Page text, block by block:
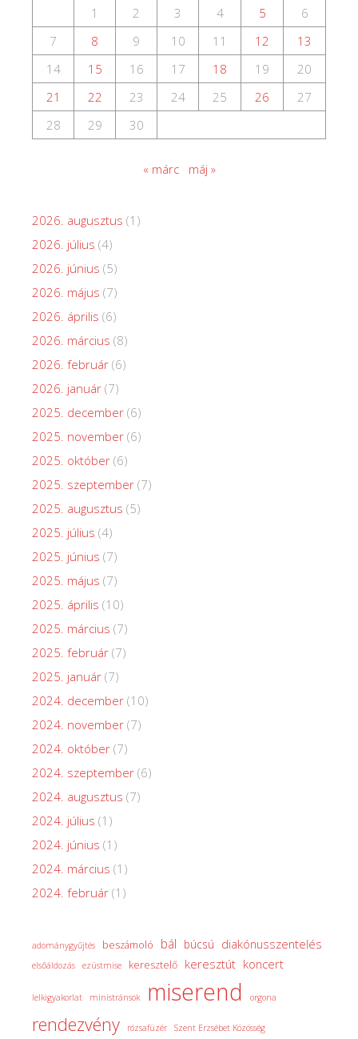
1
2 3 4 5
6
7
8 9 10 11 12
13
14
15 16 17 18 19
20
21
22 23 24 25 26
27
28
29 30
« márc máj »
2026. augusztus (1)
2026. július (4)
2026. június (5)
2026. május (7)
2026. április (6)
2026. március (8)
2026. február (6)
2026. január (7)
2025. december (6)
2025. november (6)
2025. október (6)
2025. szeptember (7)
2025. augusztus (5)
2025. július (4)
2025. június (7)
2025. május (7)
2025. április (10)
2025. március (7)
2025. február (7)
2025. január (7)
2024. december (10)
2024. november (7)
2024. október (7)
2024. szeptember (6)
2024. augusztus (7)
2024. július (1)
2024. június (1)
2024. március (1)
2024. február (1)
adománygyűjtés beszámoló bál búcsú diakónusszentelés
elsőáldozás ezüstmise keresztelő keresztút koncert
lelkigyakorlat ministránsok miserend orgona
rendezvény rózsafüzér Szent Erzsébet Közösség